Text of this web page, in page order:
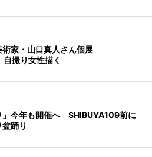
家・山口真人さん個展
撮り女性描く
」今年も開催へ SHIBUYA109前に
踊り